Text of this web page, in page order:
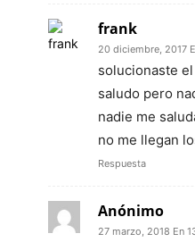
frank
20 diciembre, 2017
solucionaste
saludo pero
nadie me
no me llegan
Respuesta
Anónimo
27 marzo, 2018 En